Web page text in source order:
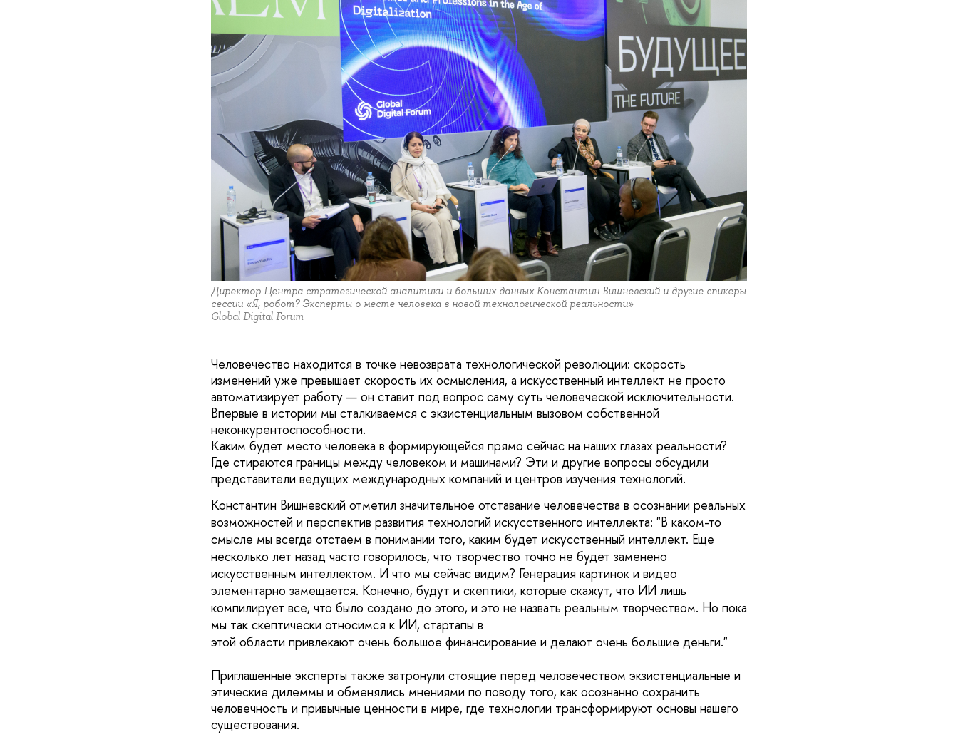
Директор Центра стратегической аналитики и больших данных Константин Вишневский и другие спикеры
сессии «Я, робот? Эксперты о месте человека в новой технологической реальности»
Global Digital Forum
Человечество находится в точке невозврата технологической революции: скорость
изменений уже превышает скорость их осмысления, а искусственный интеллект не просто
автоматизирует работу — он ставит под вопрос саму суть человеческой исключительности.
Впервые в истории мы сталкиваемся с экзистенциальным вызовом собственной
неконкурентоспособности.
Каким будет место человека в формирующейся прямо сейчас на наших глазах реальности?
Где стираются границы между человеком и машинами? Эти и другие вопросы обсудили
представители ведущих международных компаний и центров изучения технологий.
Константин Вишневский отметил значительное отставание человечества в осознании реальных
возможностей и перспектив развития технологий искусственного интеллекта: "В каком-то
смысле мы всегда отстаем в понимании того, каким будет искусственный интеллект. Еще
несколько лет назад часто говорилось, что творчество точно не будет заменено
искусственным интеллектом. И что мы сейчас видим? Генерация картинок и видео
элементарно замещается. Конечно, будут и скептики, которые скажут, что ИИ лишь
компилирует все, что было создано до этого, и это не назвать реальным творчеством. Но пока
мы так скептически относимся к ИИ, стартапы в
этой области привлекают очень большое финансирование и делают очень большие деньги."
Приглашенные эксперты также затронули стоящие перед человечеством экзистенциальные и
этические дилеммы и обменялись мнениями по поводу того, как осознанно сохранить
человечность и привычные ценности в мире, где технологии трансформируют основы нашего
существования.